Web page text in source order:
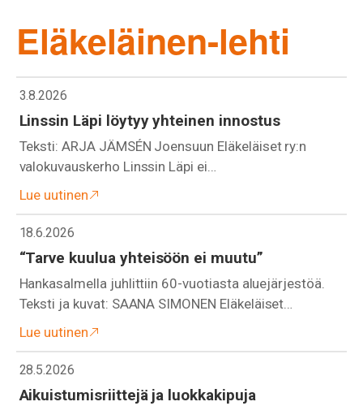
Eläkeläinen-lehti
3.8.2026
Linssin Läpi löytyy yhteinen innostus
Teksti: ARJA JÄMSÉN Joensuun Eläkeläiset ry:n
valokuvauskerho Linssin Läpi ei…
Lue uutinen
18.6.2026
“Tarve kuulua yhteisöön ei muutu”
Hankasalmella juhlittiin 60-vuotiasta aluejärjestöä.
Teksti ja kuvat: SAANA SIMONEN Eläkeläiset…
Lue uutinen
28.5.2026
Aikuistumisriittejä ja luokkakipuja